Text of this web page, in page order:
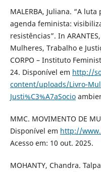
MALERBA, Juliana. “A
agenda feminista:
resistências”. In
Mulheres, Trabalho e
CORPO – Instituto
24. Disponível em http://
content/uploads/Livro-
Justi%C3%A7aSocio
MMC. MOVIMENTO DE
Disponível em http://
Acesso em: 10 out. 2025.
MOHANTY, Chandra.